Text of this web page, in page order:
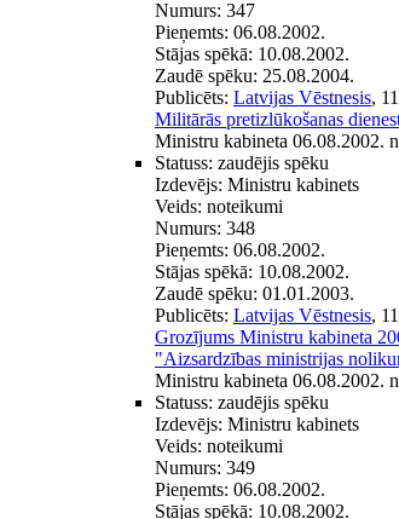
Numurs: 347
Pieņemts: 06.08.2002.
Stājas spēkā: 10.08.2002.
Zaudē spēku: 25.08.2004.
Publicēts: Latvijas Vēstnesis,
Militārās pretizlūkošanas
Ministru kabineta 06.08.2002.
Statuss: zaudējis spēku
Izdevējs: Ministru kabinets
Veids: noteikumi
Numurs: 348
Pieņemts: 06.08.2002.
Stājas spēkā: 10.08.2002.
Zaudē spēku: 01.01.2003.
Publicēts: Latvijas Vēstnesis,
Grozījums Ministru kabineta
"Aizsardzības ministrijas
Ministru kabineta 06.08.2002.
Statuss: zaudējis spēku
Izdevējs: Ministru kabinets
Veids: noteikumi
Numurs: 349
Pieņemts: 06.08.2002.
Stājas spēkā: 10.08.2002.